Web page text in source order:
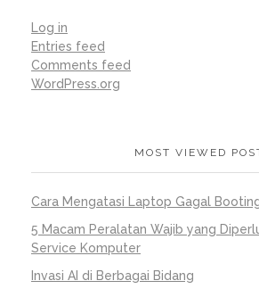
Log in
Entries feed
Comments feed
WordPress.org
MOST VIEWED
Cara Mengatasi Laptop Gagal
5 Macam Peralatan Wajib yang
Service Komputer
Invasi AI di Berbagai Bidang